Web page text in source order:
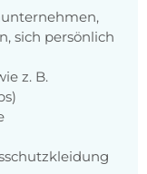
sich persönlich
z. B.